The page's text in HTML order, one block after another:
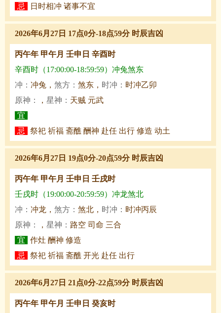
忌
日时相冲 诸事不宜
2026年6月27日 17点0分-18点59分 时辰吉凶
丙午年 甲午月 壬申日 辛酉时
辛酉时（17:00:00-18:59:59）冲兔煞东
冲： 冲兔， 煞方： 煞东， 时冲： 时冲乙卯
原神：
， 星神： 天贼 元武
宜
忌
祭祀 祈福 斋醮 酬神 赴任 出行 修造 动土
2026年6月27日 19点0分-20点59分 时辰吉凶
丙午年 甲午月 壬申日 壬戌时
壬戌时（19:00:00-20:59:59）冲龙煞北
冲： 冲龙， 煞方： 煞北， 时冲： 时冲丙辰
原神：
， 星神： 路空 司命 三合
宜
作灶 酬神 修造
忌
祭祀 祈福 斋醮 开光 赴任 出行
2026年6月27日 21点0分-22点59分 时辰吉凶
丙午年 甲午月 壬申日 癸亥时